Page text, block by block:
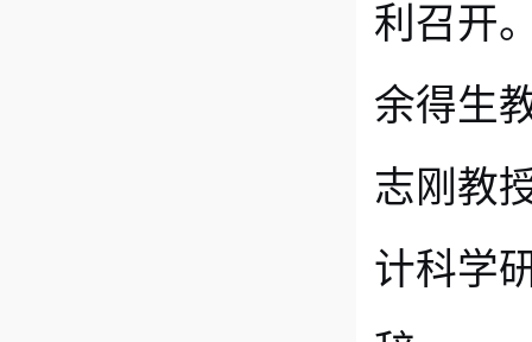
利召开
余得生
志刚教
计科学